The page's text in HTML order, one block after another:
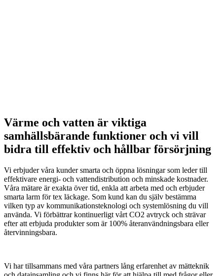
Värme och vatten är viktiga
samhällsbärande funktioner och vi vill
bidra till effektiv och hållbar försörjning
Vi erbjuder våra kunder smarta och öppna lösningar som leder till
effektivare energi- och vattendistribution och minskade kostnader.
Våra mätare är exakta över tid, enkla att arbeta med och erbjuder
smarta larm för tex läckage. Som kund kan du själv bestämma
vilken typ av kommunikationsteknologi och systemlösning du vill
använda. Vi förbättrar kontinuerligt vårt CO2 avtryck och strävar
efter att erbjuda produkter som är 100% återanvändningsbara eller
återvinningsbara.
Vi har tillsammans med våra partners lång erfarenhet av mätteknik